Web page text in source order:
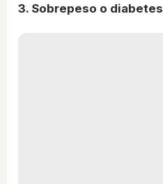
3. Sobrepeso o diabetes